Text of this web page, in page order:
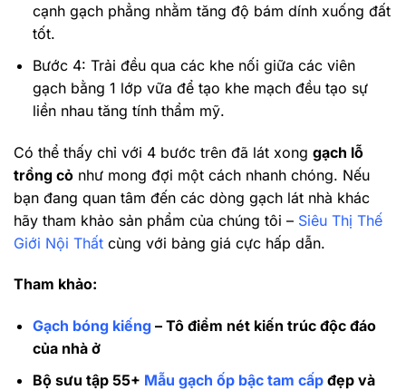
cạnh gạch phẳng nhằm tăng độ bám dính xuống đất
tốt.
Bước 4: Trải đều qua các khe nối giữa các viên
gạch bằng 1 lớp vữa để tạo khe mạch đều tạo sự
liền nhau tăng tính thẩm mỹ.
Có thể thấy chỉ với 4 bước trên đã lát xong gạch lỗ
trồng cỏ như mong đợi một cách nhanh chóng. Nếu
bạn đang quan tâm đến các dòng gạch lát nhà khác
hãy tham khảo sản phẩm của chúng tôi – Siêu Thị Thế
Giới Nội Thất cùng với bảng giá cực hấp dẫn.
Tham khảo:
Gạch bóng kiếng– Tô điểm nét kiến trúc độc đáo
của nhà ở
Bộ sưu tập 55+ Mẫu gạch ốp bậc tam cấpđẹp và